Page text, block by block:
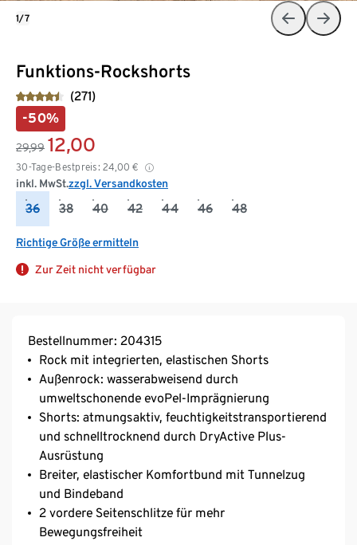
Funktions-Rockshorts
(271)
-50%
29,99 12,00
30-Tage-Bestpreis: 24,00 €
inkl. MwSt.zzgl. Versandkosten
36 38 40 42 44 46 48
Richtige Größe ermitteln
Zur Zeit nicht verfügbar
1/7
Bestellnummer: 204315
Rock mit integrierten, elastischen Shorts
Außenrock: wasserabweisend durch
umweltschonende evoPel-Imprägnierung
Shorts: atmungsaktiv, feuchtigkeitstransportierend
und schnelltrocknend durch DryActive Plus-
Ausrüstung
Breiter, elastischer Komfortbund mit Tunnelzug
und Bindeband
2 vordere Seitenschlitze für mehr
Bewegungsfreiheit